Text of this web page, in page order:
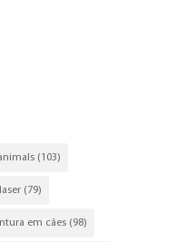
(103)
(79)
em cães(98)